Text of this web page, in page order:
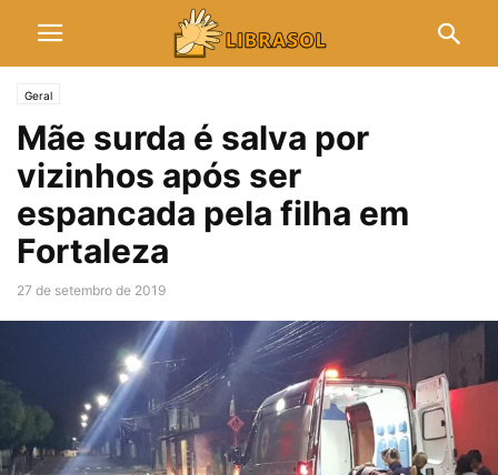
Geral
Mãe surda é salva por
vizinhos após ser
espancada pela filha em
Fortaleza
27 de setembro de 2019